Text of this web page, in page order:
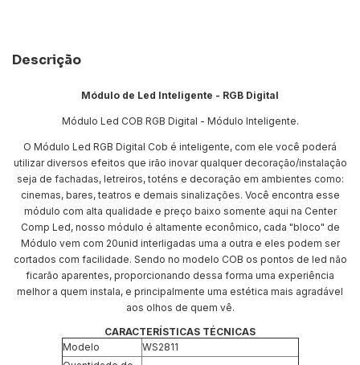
Descrição
Módulo de Led Inteligente - RGB Digital
Módulo Led COB RGB Digital - Módulo Inteligente.
O Módulo Led RGB Digital Cob é inteligente, com ele você poderá
utilizar diversos efeitos que irão inovar qualquer decoração/instalação
seja de fachadas, letreiros, toténs e decoração em ambientes como:
cinemas, bares, teatros e demais sinalizações. Você encontra esse
módulo com alta qualidade e preço baixo somente aqui na Center
Comp Led, nosso módulo é altamente econômico, cada "bloco" de
Módulo vem com 20unid interligadas uma a outra e eles podem ser
cortados com facilidade. Sendo no modelo COB os pontos de led não
ficarão aparentes, proporcionando dessa forma uma experiência
melhor a quem instala, e principalmente uma estética mais agradável
aos olhos de quem vê.
CARACTERÍSTICAS TÉCNICAS
Modelo
WS2811